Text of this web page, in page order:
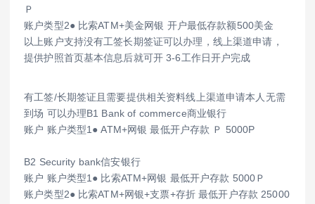
Ｐ
账户类型2● 比索ATM+美金网银 开户最低存款额500美金
以上账户支持没有工签长期签证可以办理，线上渠道申请，
提供护照首页基本信息后就可开 3-6工作日开户完成
有工签/长期签证且需要提供相关资料线上渠道申请本人无需
到场 可以办理B1 Bank of commerce商业银行
账户 账户类型1● ATM+网银 最低开户存款 Ｐ 5000P
B2 Security bank信安银行
账户 账户类型1● 比索ATM+网银 最低开户存款 5000Ｐ
账户类型2● 比索ATM+网银+支票+存折 最低开户存款 25000